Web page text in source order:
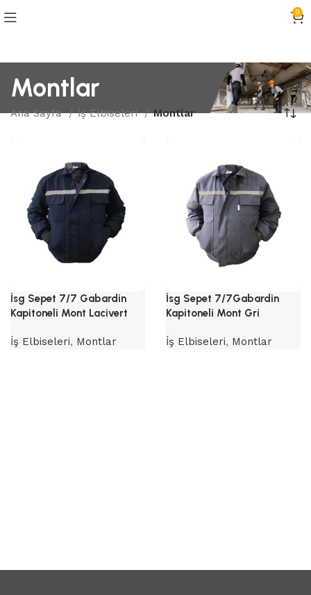
0
Montlar
Ana Sayfa İş Elbiseleri Montlar
İsg Sepet 7/7 Gabardin
Kapitoneli Mont Lacivert
İş Elbiseleri, Montlar
İsg Sepet 7/7Gabardin
Kapitoneli Mont Gri
İş Elbiseleri, Montlar